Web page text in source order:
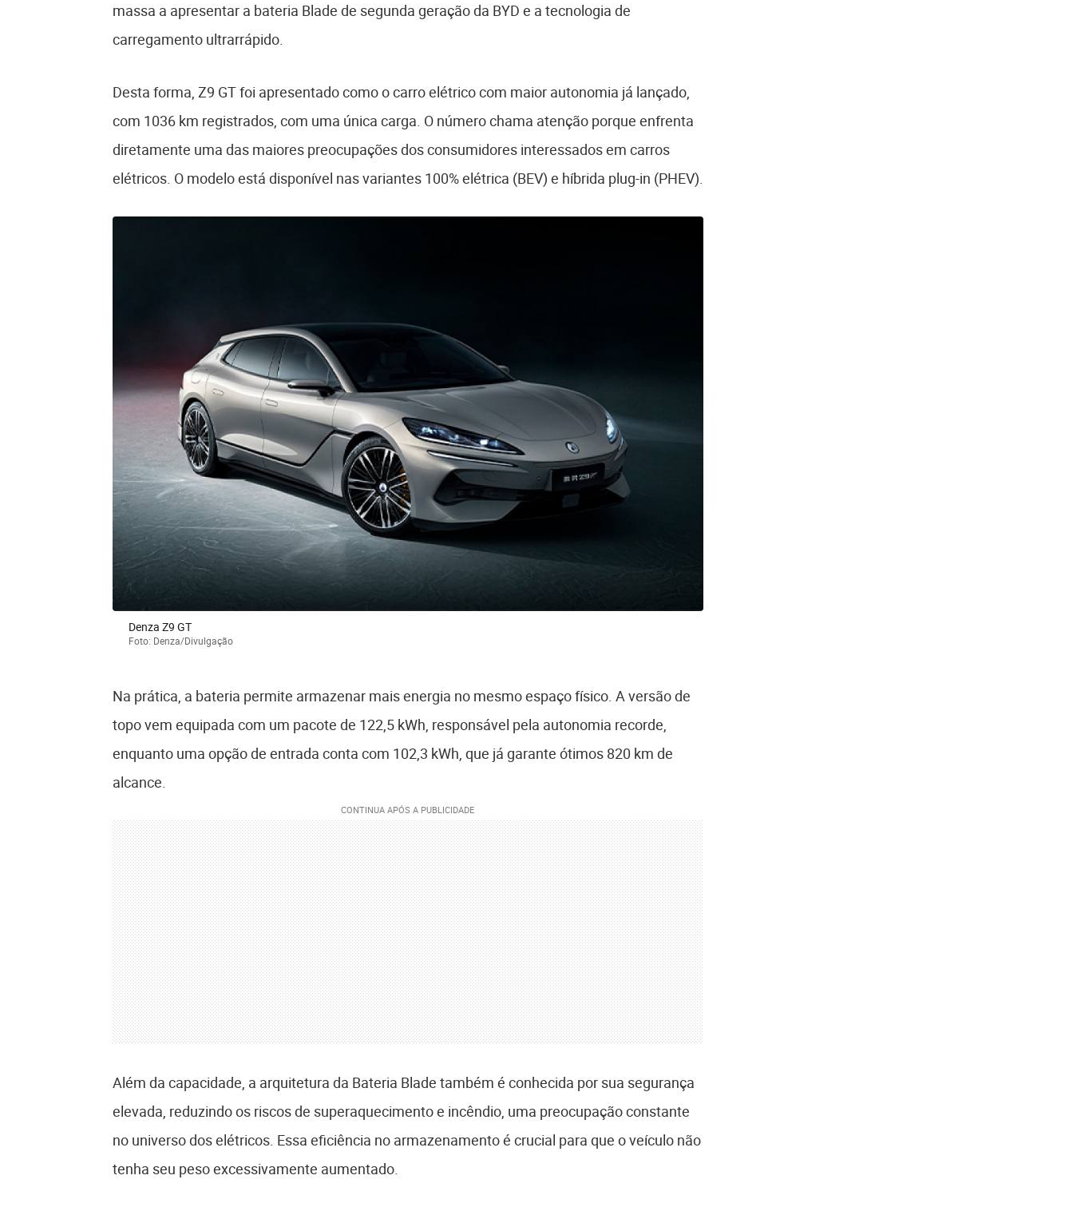
massa a apresentar a bateria Blade de segunda geração da BYD e a tecnologia de
carregamento ultrarrápido.
Desta forma, Z9 GT foi apresentado como o carro elétrico com maior autonomia já lançado,
com 1036 km registrados, com uma única carga. O número chama atenção porque enfrenta
diretamente uma das maiores preocupações dos consumidores interessados em carros
elétricos. O modelo está disponível nas variantes 100% elétrica (BEV) e híbrida plug-in (PHEV).
Denza Z9 GT
Foto: Denza/Divulgação
Na prática, a bateria permite armazenar mais energia no mesmo espaço físico. A versão de
topo vem equipada com um pacote de 122,5 kWh, responsável pela autonomia recorde,
enquanto uma opção de entrada conta com 102,3 kWh, que já garante ótimos 820 km de
alcance.
Além da capacidade, a arquitetura da Bateria Blade também é conhecida por sua segurança
elevada, reduzindo os riscos de superaquecimento e incêndio, uma preocupação constante
no universo dos elétricos. Essa eficiência no armazenamento é crucial para que o veículo não
tenha seu peso excessivamente aumentado.